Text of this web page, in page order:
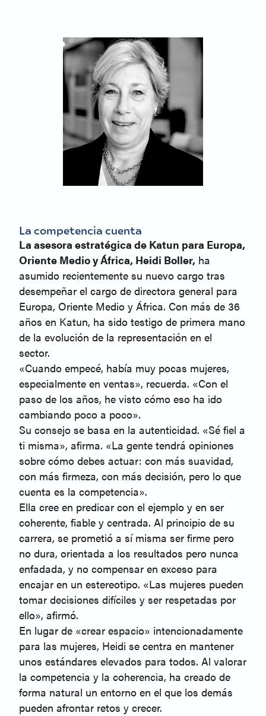
La competencia cuenta
La asesora estratégica de Katun para Europa,
Oriente Medio y África, Heidi Boller, ha
asumido recientemente su nuevo cargo tras
desempeñar el cargo de directora general para
Europa, Oriente Medio y África. Con más de 36
años en Katun, ha sido testigo de primera mano
de la evolución de la representación en el
sector.
«Cuando empecé, había muy pocas mujeres,
especialmente en ventas», recuerda. «Con el
paso de los años, he visto cómo eso ha ido
cambiando poco a poco».
Su consejo se basa en la autenticidad. «Sé fiel a
ti misma», afirma. «La gente tendrá opiniones
sobre cómo debes actuar: con más suavidad,
con más firmeza, con más decisión, pero lo que
cuenta es la competencia».
Ella cree en predicar con el ejemplo y en ser
coherente, fiable y centrada. Al principio de su
carrera, se prometió a sí misma ser firme pero
no dura, orientada a los resultados pero nunca
enfadada, y no compensar en exceso para
encajar en un estereotipo. «Las mujeres pueden
tomar decisiones difíciles y ser respetadas por
ello», afirmó.
En lugar de «crear espacio» intencionadamente
para las mujeres, Heidi se centra en mantener
unos estándares elevados para todos. Al valorar
la competencia y la coherencia, ha creado de
forma natural un entorno en el que los demás
pueden afrontar retos y crecer.